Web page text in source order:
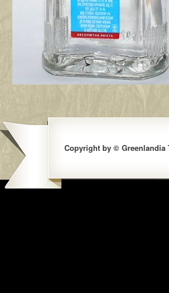
Copyright by © Greenlandia